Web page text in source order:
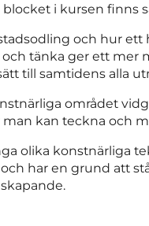
i kursen finns
och hur ett
och tänka ger ett mer
till samtidens alla
området
man kan teckna och
olika konstnärliga
har en grund att